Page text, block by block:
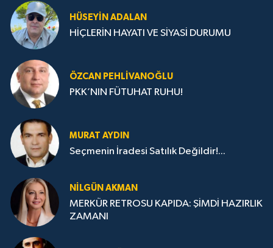
HÜSEYIN ADALAN
HİÇLERİN HAYATI VE SİYASİ DURUMU
ÖZCAN PEHLIVANOĞLU
PKK’NIN FÜTUHAT RUHU!
MURAT AYDIN
Seçmenin İradesi Satılık Değildir!...
NILGÜN AKMAN
MERKÜR RETROSU KAPIDA: ŞİMDİ HAZIRLIK
ZAMANI